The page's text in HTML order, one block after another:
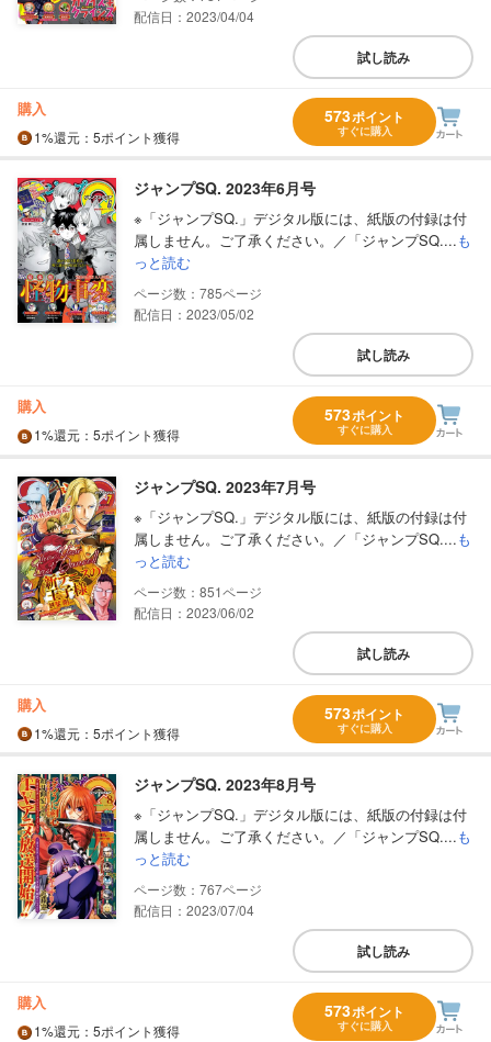
配信日：2023/04/04
試し読み
購入
1%還元 ：5ポイント獲得
573ポイント
すぐに購入
ジャンプSQ. 2023年6月号
※「ジャンプSQ.」デジタル版には、紙版の付録は付
属しません。ご了承ください。／「ジャンプSQ....も
っと読む
785
配信日：2023/05/02
試し読み
購入
1%還元 ：5ポイント獲得
573ポイント
すぐに購入
ジャンプSQ. 2023年7月号
※「ジャンプSQ.」デジタル版には、紙版の付録は付
属しません。ご了承ください。／「ジャンプSQ....も
っと読む
851
配信日：2023/06/02
試し読み
購入
1%還元 ：5ポイント獲得
573ポイント
すぐに購入
ジャンプSQ. 2023年8月号
※「ジャンプSQ.」デジタル版には、紙版の付録は付
属しません。ご了承ください。／「ジャンプSQ....も
っと読む
767
配信日：2023/07/04
試し読み
購入
1%還元 ：5ポイント獲得
573ポイント
すぐに購入